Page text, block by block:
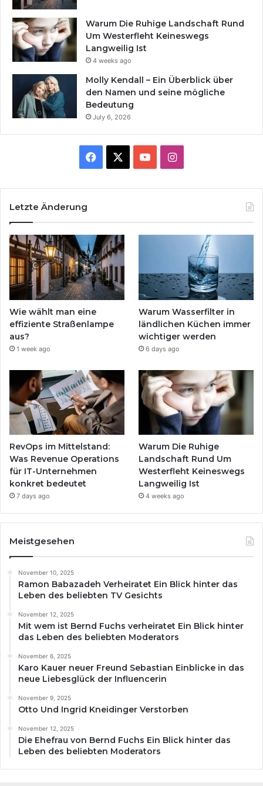
Warum Die Ruhige Landschaft Rund
Um Westerfleht Keineswegs
Langweilig Ist
4 weeks ago
Molly Kendall – Ein Überblick über
den Namen und seine mögliche
Bedeutung
July 6, 2026
Facebook YouTubeInstagram
Letzte Änderung
Wie wählt man eine
effiziente Straßenlampe
aus?
1 week ago
Warum Wasserfilter in
ländlichen Küchen immer
wichtiger werden
6 days ago
RevOps im Mittelstand:
Was Revenue Operations
für IT-Unternehmen
konkret bedeutet
7 days ago
Warum Die Ruhige
Landschaft Rund Um
Westerfleht Keineswegs
Langweilig Ist
4 weeks ago
Meistgesehen
November 10, 2025
Ramon Babazadeh Verheiratet Ein Blick hinter das
Leben des beliebten TV Gesichts
November 12, 2025
Mit wem ist Bernd Fuchs verheiratet Ein Blick hinter
das Leben des beliebten Moderators
November 6, 2025
Karo Kauer neuer Freund Sebastian Einblicke in das
neue Liebesglück der Influencerin
November 9, 2025
Otto Und Ingrid Kneidinger Verstorben
November 12, 2025
Die Ehefrau von Bernd Fuchs Ein Blick hinter das
Leben des beliebten Moderators